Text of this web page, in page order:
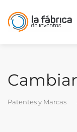
Patentes y Marcas